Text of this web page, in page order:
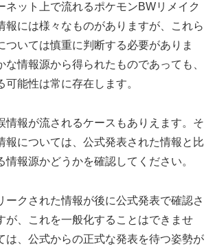
ネット上で流れるポケモンBWリメイク
報には様々なものがありますが、これら
ついては慎重に判断する必要がありま
な情報源から得られたものであっても、
可能性は常に存在します。
情報が流されるケースもありえます。そ
報については、公式発表された情報と比
情報源かどうかを確認してください。
ークされた情報が後に公式発表で確認さ
が、これを一般化することはできませ
は、公式からの正式な発表を待つ姿勢が